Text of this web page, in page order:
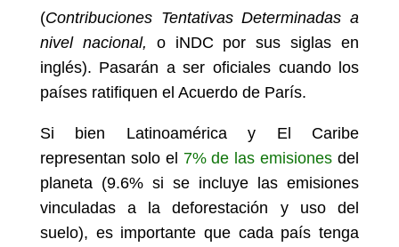
(Contribuciones Tentativas Determinadas a
nivel nacional, o iNDC por sus siglas en
inglés). Pasarán a ser oficiales cuando los
países ratifiquen el Acuerdo de París.
Si bien Latinoamérica y El Caribe
representan solo el 7% de las emisiones del
planeta (9.6% si se incluye las emisiones
vinculadas a la deforestación y uso del
suelo), es importante que cada país tenga